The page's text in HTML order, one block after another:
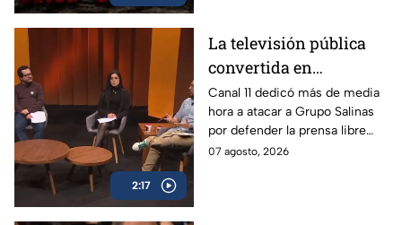
2:17
La televisión pública
convertida en
propaganda: Canal 11
ataca a TV Azteca por
defender libertad de
expresión
Canal 11 dedicó más de media
hora a atacar a Grupo Salinas
por defender la prensa libre
frente a los intentos de
07 agosto, 2026